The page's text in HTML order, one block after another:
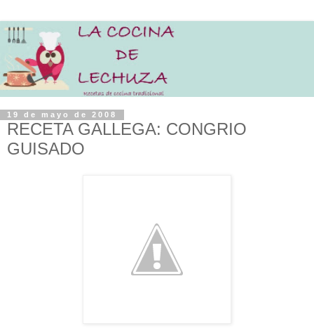
19 de mayo de 2008
RECETA GALLEGA: CONGRIO
GUISADO